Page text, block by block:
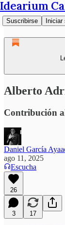
Idearium
Suscribirse
Alberto
Contribución
Daniel García
ago 11, 2025
Escucha
26
3 17